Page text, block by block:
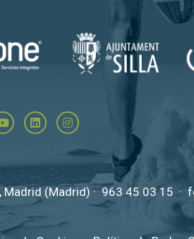
Madrid (Madrid) ·963 45 03 15 ·